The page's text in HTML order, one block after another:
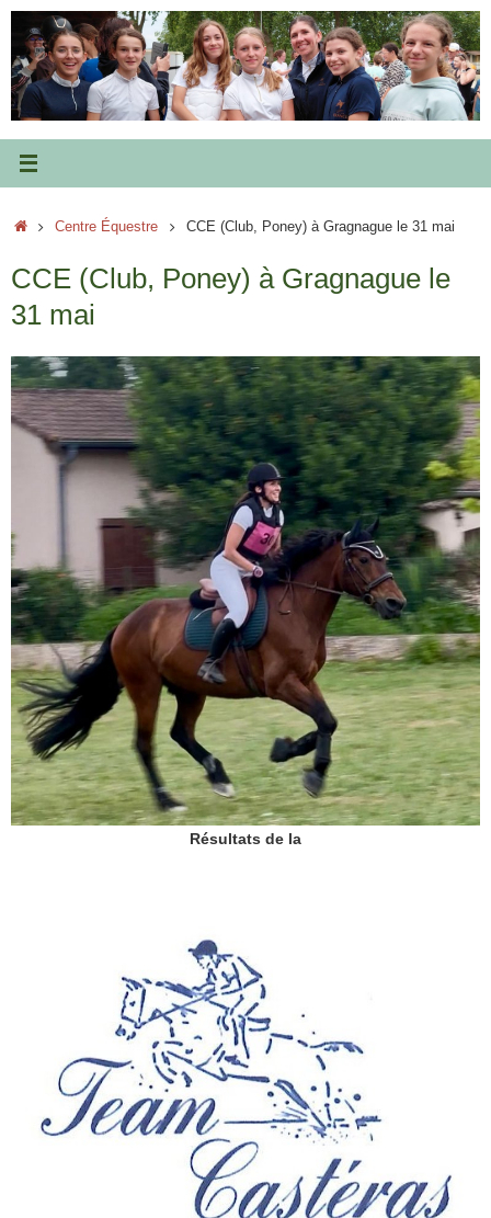
Passer
contenu
Accueil
Centre Équestre CCE (Club, Poney) à Gragnague le 31 mai
CCE (Club, Poney) à Gragnague le
31 mai
Résultats de la